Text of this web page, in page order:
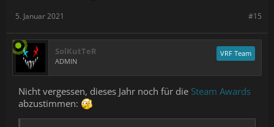
#15
5. Januar 2021
SolKutTeR
ADMIN
VRF Team
Nicht vergessen, dieses Jahr noch für die Steam Awards
abzustimmen: